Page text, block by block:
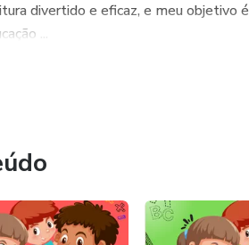
divertido e eficaz, e meu objetivo é
...